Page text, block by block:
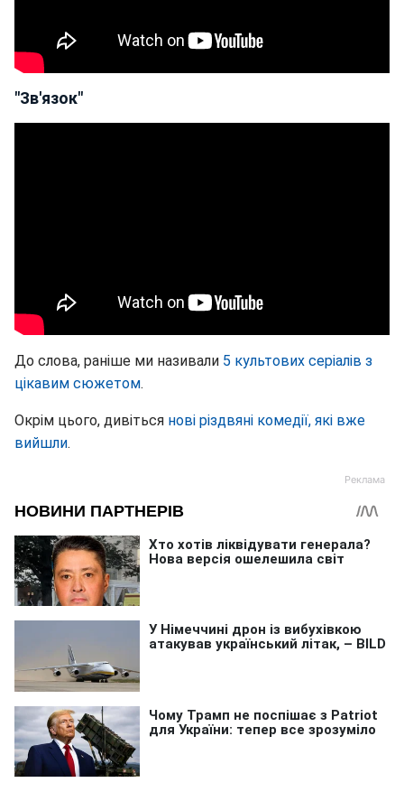
"Зв'язок"
До слова, раніше ми називали 5 культових серіалів з
цікавим сюжетом.
Окрім цього, дивіться нові різдвяні комедії, які вже
вийшли.